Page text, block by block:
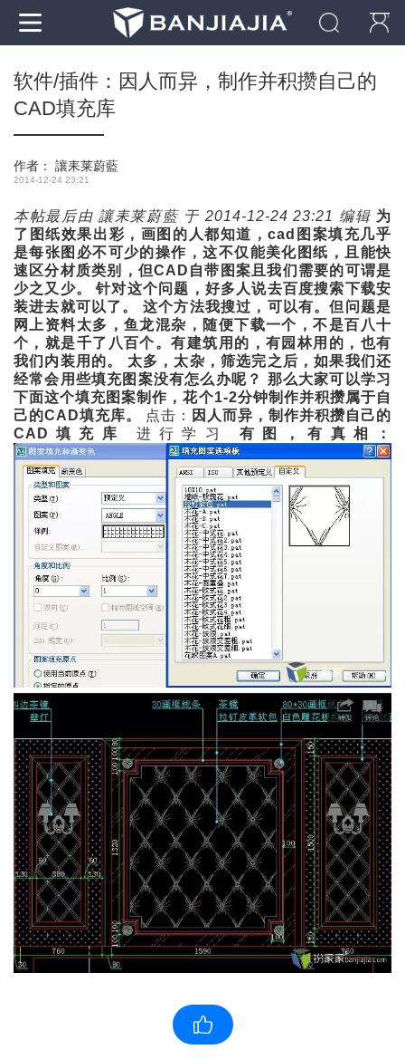
软件/插件：因人而异，制作并积攒自己的
CAD填充库
作者： 讓耒莱蔚藍
2014-12-24 23:21
本帖最后由 讓耒莱蔚藍 于 2014-12-24 23:21 编辑 为
了图纸效果出彩，画图的人都知道，cad图案填充几乎
是每张图必不可少的操作，这不仅能美化图纸，且能快
速区分材质类别，但CAD自带图案且我们需要的可谓是
少之又少。
针对这个问题，好多人说去百度搜索下载安
装进去就可以了。
这个方法我搜过，可以有。但问题是
网上资料太多，鱼龙混杂，随便下载一个，不是百八十
个，就是千了八百个。有建筑用的，有园林用的，也有
我们内装用的。
太多，太杂，筛选完之后，如果我们还
经常会用些填充图案没有怎么办呢？ 那么大家可以学习
下面这个填充图案制作，花个1-2分钟制作并积攒属于自
己的CAD填充库。
点击：
因人而异，制作并积攒自己的
CAD填充库
进行学习 有图，有真相：